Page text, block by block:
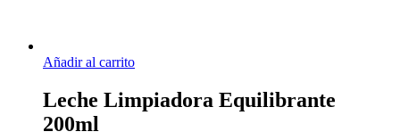
Añadir al carrito
Leche Limpiadora Equilibrante
200ml